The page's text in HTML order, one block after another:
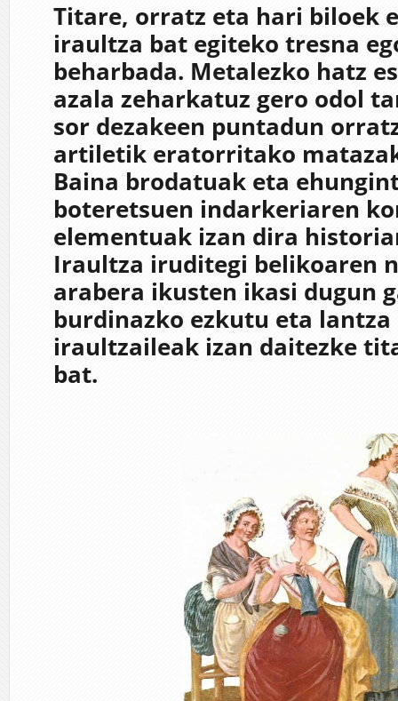
Titare, orratz eta hari biloek
iraultza bat egiteko tresna
beharbada. Metalezko hatz
azala zeharkatuz gero odol
sor dezakeen puntadun
artiletik eratorritako
Baina brodatuak eta
boteretsuen indarkeriaren
elementuak izan dira
Iraultza iruditegi belikoaren
arabera ikusten ikasi dugun
burdinazko ezkutu eta lantza
iraultzaileak izan daitezke
bat.